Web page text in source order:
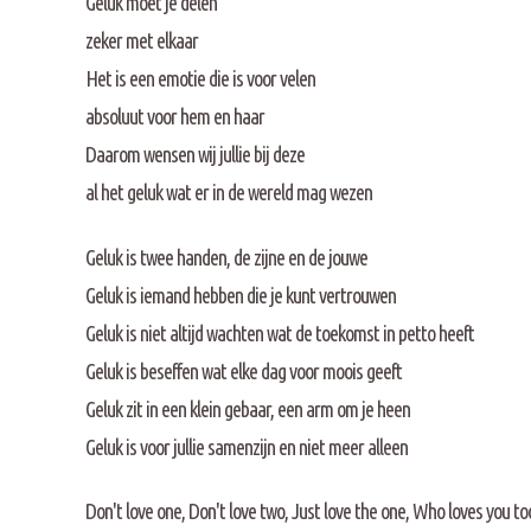
zeker met elkaar
Het is een emotie die is voor velen
absoluut voor hem en haar
Daarom wensen wij jullie bij deze
al het geluk wat er in de wereld mag wezen
Geluk is twee handen, de zijne en de jouwe
Geluk is iemand hebben die je kunt vertrouwen
Geluk is niet altijd wachten wat de toekomst in petto heeft
Geluk is beseffen wat elke dag voor moois geeft
Geluk zit in een klein gebaar, een arm om je heen
Geluk is voor jullie samenzijn en niet meer alleen
Don't love one, Don't love two, Just love the one, Who loves you